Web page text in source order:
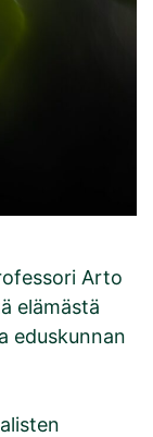
Arto
elämästä
eduskunnan